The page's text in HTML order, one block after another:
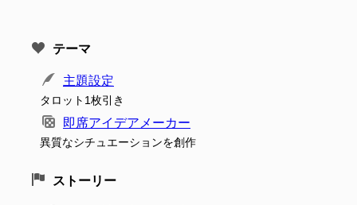
テーマ
主題設定
タロット1枚引き
即席アイデアメーカー
異質なシチュエーションを創作
ストーリー